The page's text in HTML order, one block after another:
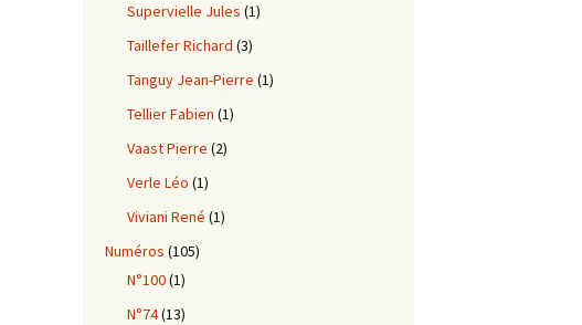
Supervielle Jules (1)
Taillefer Richard (3)
Tanguy Jean-Pierre (1)
Tellier Fabien (1)
Vaast Pierre (2)
Verle Léo (1)
Viviani René (1)
Numéros (105)
N°100(1)
N°74(13)